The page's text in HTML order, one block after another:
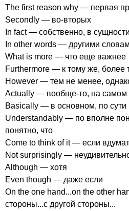
The first reason why — первая
Secondly — во-вторых
In fact— собственно, в сущности
In other words — другими
What is more — что еще важнее
Furthermore — к тому же, более
However — тем не менее,
Actually — вообще-то, на самом
Basically — в основном, по сути
Understandably — по вполне
понятно, что
Come to think of it— если
Not surprisingly —
Although — хотя
Even though — даже если
On the one hand...on the other
стороны...с другой стороны...